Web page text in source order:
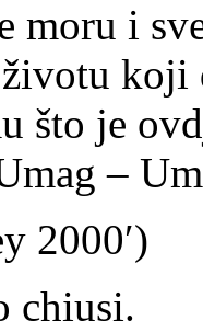
moru i
koji
što je
–
2000′)
chiusi.